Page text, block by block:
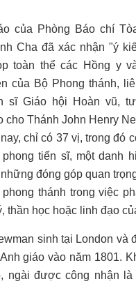
của Phòng Báo chí
Cha đã xác nhận "ý
toàn thể các Hồng y
của Bộ Phong thánh,
sĩ Giáo hội Hoàn vũ,
cho Thánh John Henry
chỉ có 37 vị, trong đó
tiến sĩ, một danh
đóng góp quan
thánh trong việc
thần học hoặc linh đạo
sinh tại London và
giáo vào năm 1801.
ngài được công nhận là